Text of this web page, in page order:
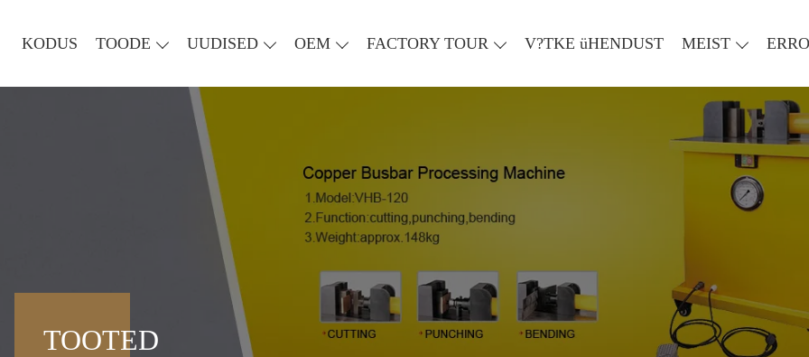
KODUS TOODE UUDISED OEM FACTORY TOUR V?TKE üHENDUST MEIST
TOOTED